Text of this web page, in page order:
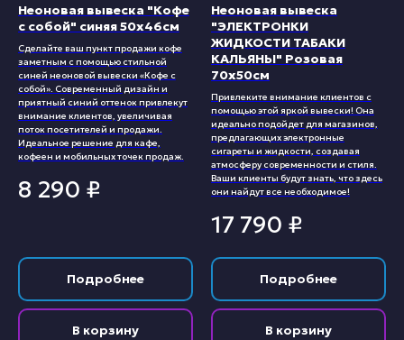
Неоновая вывеска "Кофе
с собой" синяя 50х46см
Сделайте ваш пункт продажи кофе
заметным с помощью стильной
синей неоновой вывески «Кофе с
собой». Современный дизайн и
приятный синий оттенок привлекут
внимание клиентов, увеличивая
поток посетителей и продажи.
Идеальное решение для кафе,
кофеен и мобильных точек продаж.
8 290 ₽
Подробнее
В корзину
Неоновая вывеска
"ЭЛЕКТРОНКИ
ЖИДКОСТИ ТАБАКИ
КАЛЬЯНЫ" Розовая
70х50см
Привлеките внимание клиентов с
помощью этой яркой вывески! Она
идеально подойдет для магазинов,
предлагающих электронные
сигареты и жидкости, создавая
атмосферу современности и стиля.
Ваши клиенты будут знать, что здесь
они найдут все необходимое!
17 790 ₽
Подробнее
В корзину